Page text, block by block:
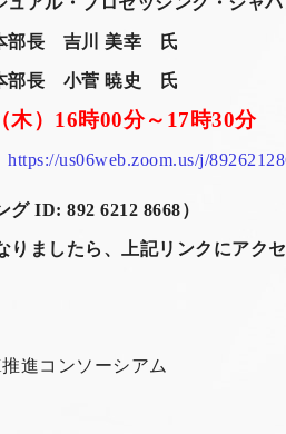
長 吉川 美幸 氏
長 小菅 暁史 氏
木）16時00分～17時30分
https://us06web.zoom.us/j/
892 6212 8668）
ら、上記リンクにアクセ
進コンソーシアム